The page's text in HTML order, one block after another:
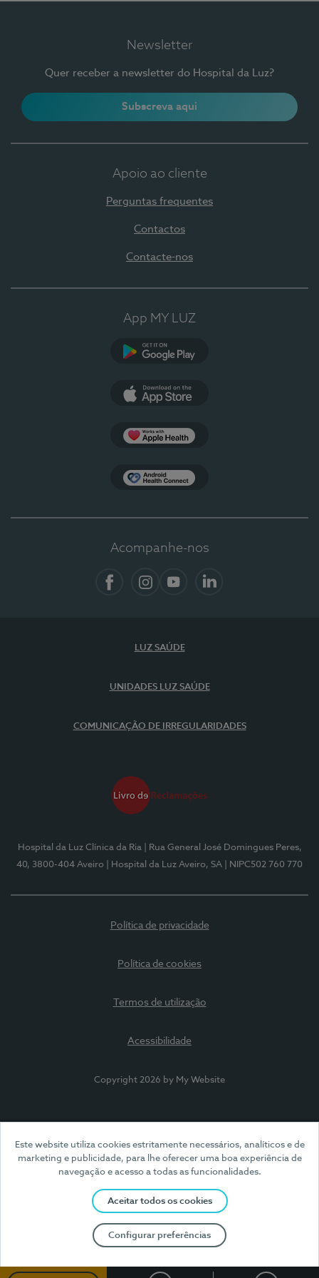
Este website utiliza cookies estritamente necessários, analíticos e de
marketing e publicidade, para lhe oferecer uma boa experiência de
navegação e acesso a todas as funcionalidades.
Aceitar todos os cookies
Configurar preferências
Newsletter
Quer receber a newsletter do Hospital da Luz?
Subscreva aqui
Apoio ao cliente
Perguntas frequentes
Contactos
Contacte-nos
App MY LUZ
Acompanhe-nos
LUZ SAÚDE
UNIDADES LUZ SAÚDE
COMUNICAÇÃO DE IRREGULARIDADES
Hospital da Luz Clínica da Ria
| Rua General José Domingues Peres,
40, 3800-404 Aveiro
| Hospital da Luz Aveiro, SA | NIPC502 760 770
Política de privacidade
Política de cookies
Termos de utilização
Acessibilidade
Copyright 2026 by My Website